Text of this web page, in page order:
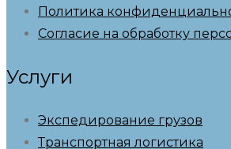
Политика
Согласие на обработку
Услуги
Экспедирование грузов
Транспортная логистика